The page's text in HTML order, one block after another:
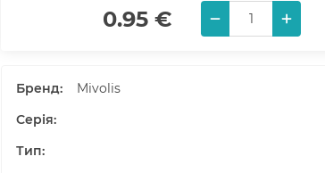
0.95 €
Бренд:
Mivolis
Серія:
Тип: